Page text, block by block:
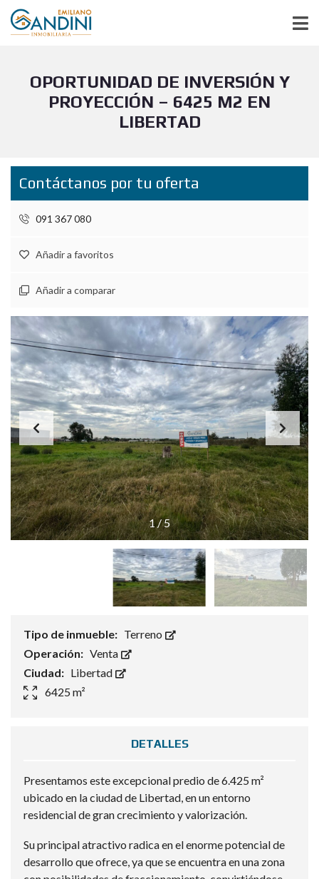
OPORTUNIDAD DE INVERSIÓN Y
PROYECCIÓN – 6425 M2 EN
LIBERTAD
Contáctanos por tu oferta
091 367 080
Añadir a favoritos
Añadir a comparar
1/5
Tipo de inmueble: Terreno
Operación: Venta
Ciudad: Libertad
6425 m²
DETALLES
Presentamos este excepcional predio de 6.425 m²
ubicado en la ciudad de Libertad, en un entorno
residencial de gran crecimiento y valorización.
Su principal atractivo radica en el enorme potencial de
desarrollo que ofrece, ya que se encuentra en una zona